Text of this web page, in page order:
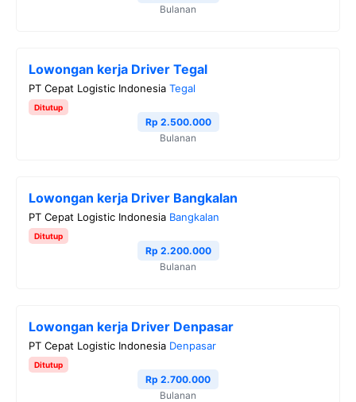
Bulanan
Lowongan kerja Driver Tegal
PT Cepat Logistic Indonesia Tegal
Ditutup
Rp 2.500.000
Bulanan
Lowongan kerja Driver Bangkalan
PT Cepat Logistic Indonesia Bangkalan
Ditutup
Rp 2.200.000
Bulanan
Lowongan kerja Driver Denpasar
PT Cepat Logistic Indonesia Denpasar
Ditutup
Rp 2.700.000
Bulanan